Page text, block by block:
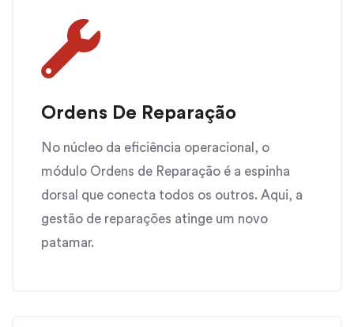
Ordens De Reparação
No núcleo da eficiência operacional, o
módulo Ordens de Reparação é a espinha
dorsal que conecta todos os outros. Aqui, a
gestão de reparações atinge um novo
patamar.